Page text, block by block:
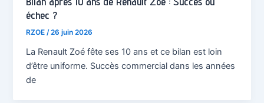
échec ?
RZOE/26 juin 2026
La Renault Zoé fête ses 10 ans et ce bilan est loin
d’être uniforme. Succès commercial dans les années
de